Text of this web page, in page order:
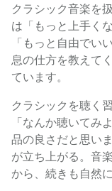
クラシック音楽を
は「もっと上手く
「もっと自由でい
息の仕方を教えて
ています。
クラシックを聴く
「なんか聴いてみ
品の良さだと思い
が立ち上がる。音
から、続きも自然